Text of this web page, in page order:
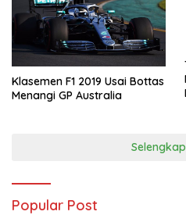
Klasemen F1 2019 Usai Bottas
Menangi GP Australia
Popular Post